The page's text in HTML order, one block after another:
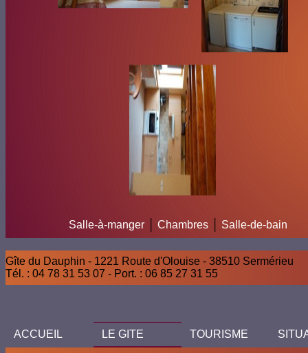
Salle-à-manger│ Chambres│ Salle-de-bain
Gîte du Dauphin - 1221 Route d'Olouise - 38510 Sermérieu
Tél. : 04 78 31 53 07 - Port. : 06 85 27 31 55
ACCUEIL LE GITE TOURISME